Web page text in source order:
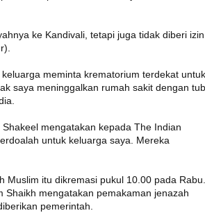
ke Kandivali, tetapi juga tidak diberi izin.
meminta krematorium terdekat untuk
saya meninggalkan rumah sakit dengan
mengatakan kepada The Indian
untuk keluarga saya. Mereka
itu dikremasi pukul 10.00 pada Rabu.
Shaikh mengatakan pemakaman jenazah
pemerintah.